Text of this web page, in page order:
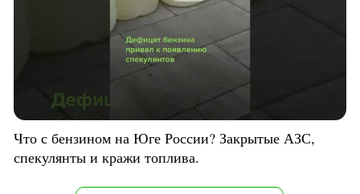
Что с бензином на Юге России? Закрытые АЗС,
спекулянты и кражи топлива.